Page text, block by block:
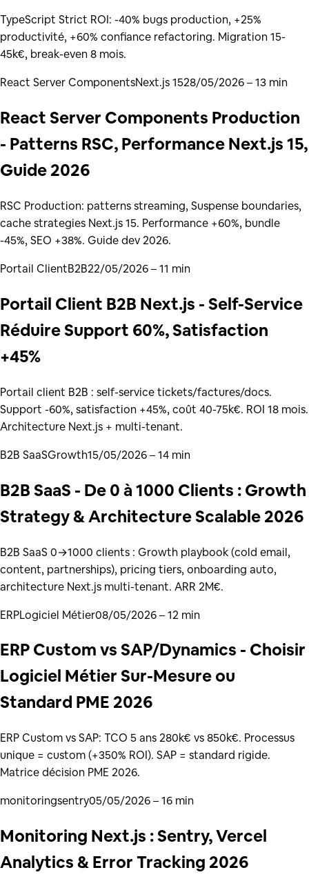
TypeScript Strict ROI: -40% bugs production, +25%
productivité, +60% confiance refactoring. Migration 15-
45k€, break-even 8 mois.
React Server ComponentsNext.js 1528/05/2026– 13 min
React Server Components Production
- Patterns RSC, Performance Next.js 15,
Guide 2026
RSC Production: patterns streaming, Suspense boundaries,
cache strategies Next.js 15. Performance +60%, bundle
-45%, SEO +38%. Guide dev 2026.
Portail ClientB2B22/05/2026– 11 min
Portail Client B2B Next.js - Self-Service
Réduire Support 60%, Satisfaction
+45%
Portail client B2B : self-service tickets/factures/docs.
Support -60%, satisfaction +45%, coût 40-75k€. ROI 18 mois.
Architecture Next.js + multi-tenant.
B2B SaaSGrowth15/05/2026– 14 min
B2B SaaS - De 0 à 1000 Clients : Growth
Strategy & Architecture Scalable 2026
B2B SaaS 0→1000 clients : Growth playbook (cold email,
content, partnerships), pricing tiers, onboarding auto,
architecture Next.js multi-tenant. ARR 2M€.
ERPLogiciel Métier08/05/2026– 12 min
ERP Custom vs SAP/Dynamics - Choisir
Logiciel Métier Sur-Mesure ou
Standard PME 2026
ERP Custom vs SAP: TCO 5 ans 280k€ vs 850k€. Processus
unique = custom (+350% ROI). SAP = standard rigide.
Matrice décision PME 2026.
monitoringsentry05/05/2026– 16 min
Monitoring Next.js : Sentry, Vercel
Analytics & Error Tracking 2026